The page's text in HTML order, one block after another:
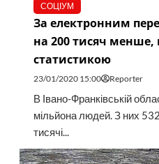
СОЦІУМ
За електронним
на 200 тисяч менше,
статистикою
23/01/2020 15:00 Reporter
В Івано-Франківській
мільйона людей. З них
тисячі...